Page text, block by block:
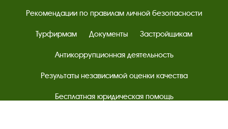
Рекомендации по правилам личной безопасности
Турфирмам Документы Застройщикам
Антикоррупционная деятельность
Результаты независимой оценки качества
Бесплатная юридическая помощь